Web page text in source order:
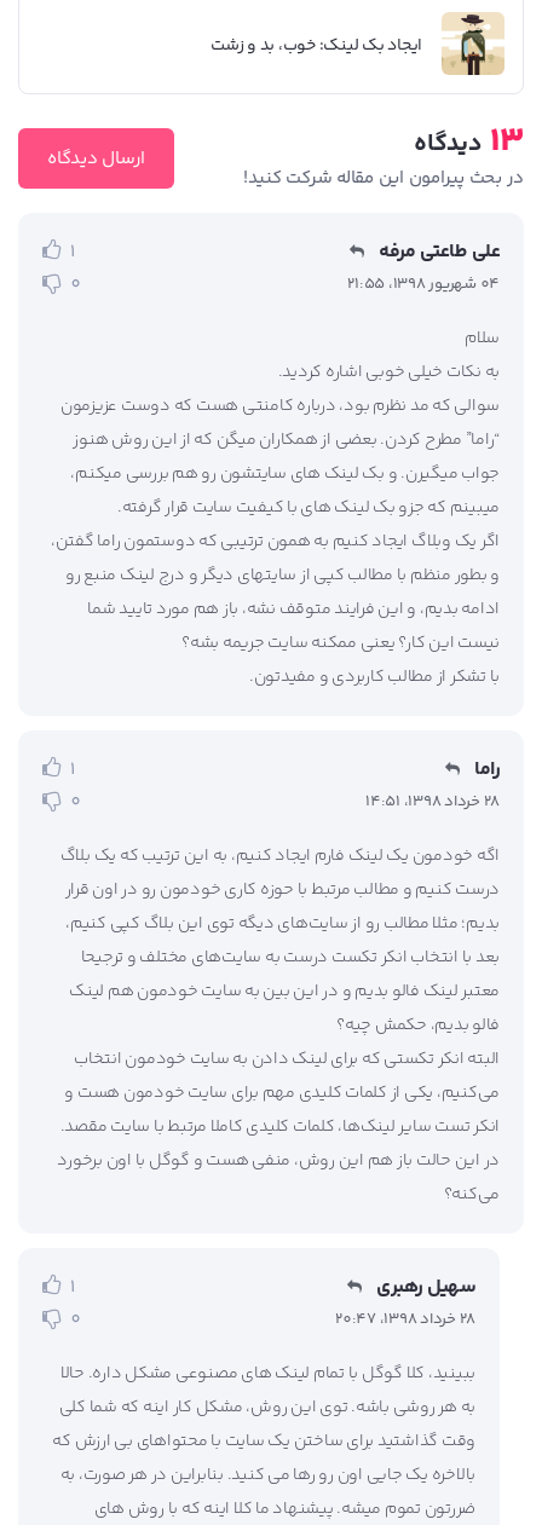
ایجاد بک لینک: خوب، بد و زشت
13 دیدگاه
در بحث‌‌ پیرامون این مقاله شرکت کنید!
ارسال دیدگاه
علی طاعتی مرفه
04 شهریور 1398، 21:55
1
0
سلام
به نکات خیلی خوبی اشاره کردید.
سوالی که مد نظرم بود، درباره کامنتی هست که دوست عزیزمون
“راما” مطرح کردن. بعضی از همکاران میگن که از این روش هنوز
جواب میگیرن. و بک لینک های سایتشون رو هم بررسی میکنم،
میبینم که جزو بک لینک های با کیفیت سایت قرار گرفته.
اگر یک وبلاگ ایجاد کنیم به همون ترتیبی که دوستمون راما گفتن،
و بطور منظم با مطالب کپی از سایتهای دیگر و درج لینک منبع رو
ادامه بدیم، و این فرایند متوقف نشه، باز هم مورد تایید شما
نیست این کار؟ یعنی ممکنه سایت جریمه بشه؟
با تشکر از مطالب کاربردی و مفیدتون.
راما
28 خرداد 1398، 14:51
1
0
اگه خودمون یک لینک فارم ایجاد کنیم، به این ترتیب که یک بلاگ
درست کنیم و مطالب مرتبط با حوزه کاری خودمون رو در اون قرار
بدیم؛ مثلا مطالب رو از سایت‌های دیگه توی این بلاگ کپی کنیم،
بعد با انتخاب انکر تکست درست به سایت‌های مختلف و ترجیحا
معتبر لینک فالو بدیم و در این بین به سایت خودمون هم لینک
فالو بدیم، حکمش چیه؟
البته انکر تکستی که برای لینک دادن به سایت خودمون انتخاب
می‌کنیم، یکی از کلمات کلیدی مهم برای سایت خودمون هست و
انکر تست سایر لینک‌ها، کلمات کلیدی کاملا مرتبط با سایت مقصد.
در این حالت باز هم این روش، منفی هست و گوگل با اون برخورد
می‌کنه؟
سهیل رهبری
28 خرداد 1398، 20:47
1
0
ببینید، کلا گوگل با تمام لینک های مصنوعی مشکل داره. حالا
به هر روشی باشه. توی این روش، مشکل کار اینه که شما کلی
وقت گذاشتید برای ساختن یک سایت با محتواهای بی ارزش که
بالاخره یک جایی اون رو رها می کنید. بنابراین در هر صورت، به
ضررتون تموم میشه. پیشنهاد ما کلا اینه که با روش های